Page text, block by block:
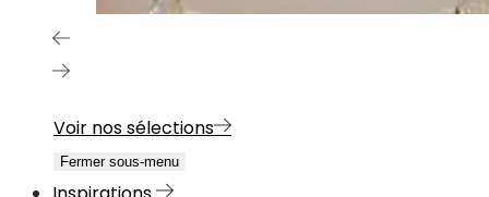
Voir nos sélections
Fermer sous-menu